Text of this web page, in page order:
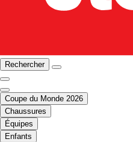
Rechercher
Coupe du Monde 2026
Chaussures
Équipes
Enfants